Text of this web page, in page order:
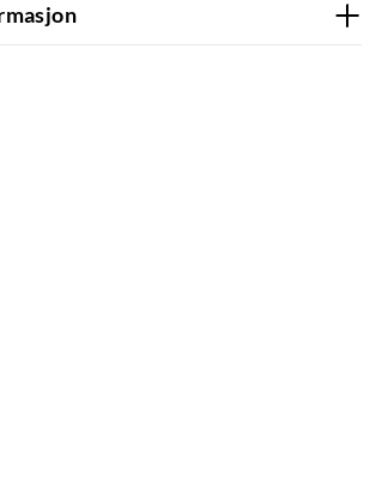
Mobilholder, bæreveske,